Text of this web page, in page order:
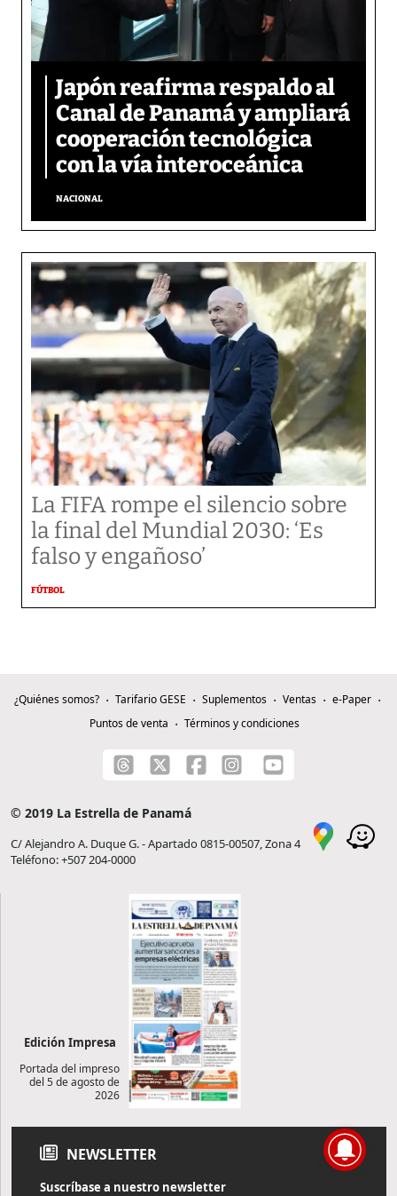
Japón reafirma respaldo al
Canal de Panamá y ampliará
cooperación tecnológica
con la vía interoceánica
NACIONAL
La FIFA rompe el silencio sobre
la final del Mundial 2030: ‘Es
falso y engañoso’
FÚTBOL
¿Quiénes somos? Tarifario GESE Suplementos Ventas
e-Paper
Puntos de venta
Términos y condiciones
© 2019 La Estrella de Panamá
C/ Alejandro A. Duque G. - Apartado 0815-00507, Zona 4
Teléfono: +507 204-0000
Edición Impresa
Portada del impreso
del 5 de agosto de
2026
NEWSLETTER
Suscríbase a nuestro newsletter